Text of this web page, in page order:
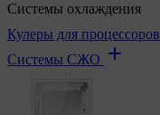
Системы охлаждения
Кулеры для процессоров
Системы СЖО